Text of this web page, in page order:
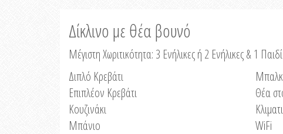
Δίκλινο με θέα βουνό
Μέγιστη Χωριτικότητα: 3 Ενήλικες ή 2 Ενήλικες & 1 Παιδί
Διπλό Κρεβάτι
Επιπλέον Κρεβάτι
Κουζινάκι
Μπάνιο
Θέα
WiFi